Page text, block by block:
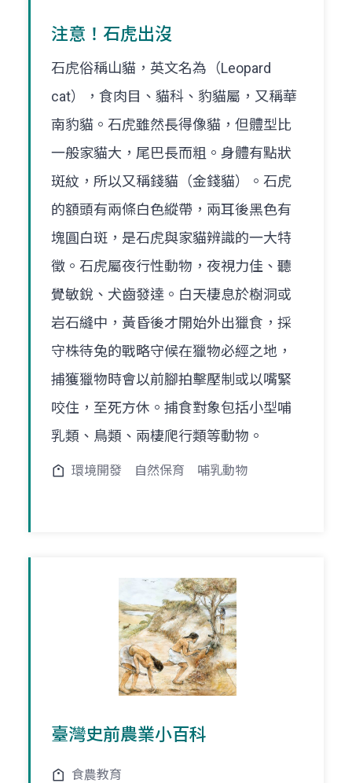
注意！石虎出沒
石虎俗稱山貓，英文名為（Leopard
cat），食肉目、貓科、豹貓屬，又稱華
南豹貓。石虎雖然長得像貓，但體型比
一般家貓大，尾巴長而粗。身體有點狀
斑紋，所以又稱錢貓（金錢貓）。石虎
的額頭有兩條白色縱帶，兩耳後黑色有
塊圓白斑，是石虎與家貓辨識的一大特
徵。石虎屬夜行性動物，夜視力佳、聽
覺敏銳、犬齒發達。白天棲息於樹洞或
岩石縫中，黃昏後才開始外出獵食，採
守株待兔的戰略守候在獵物必經之地，
捕獲獵物時會以前腳拍擊壓制或以嘴緊
咬住，至死方休。捕食對象包括小型哺
乳類、鳥類、兩棲爬行類等動物。
環境開發 自然保育 哺乳動物
臺灣史前農業小百科
食農教育